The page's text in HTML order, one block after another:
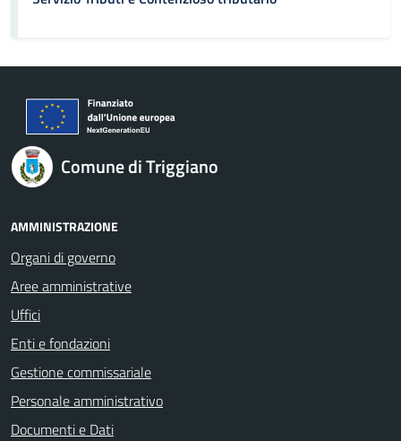
Comune di Triggiano
AMMINISTRAZIONE
Organi di governo
Aree amministrative
Uffici
Enti e fondazioni
Gestione commissariale
Personale amministrativo
Documenti e Dati